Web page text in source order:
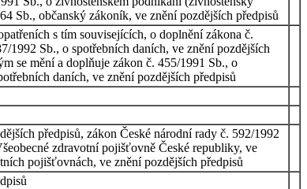
Sb., občanský zákoník, ve znění pozdějších předpisů
s tím souvisejících, o doplnění zákona č.
1992 Sb., o spotřebních daních, ve znění pozdějších
se mění a doplňuje zákon č. 455/1991 Sb., o
daních, ve znění pozdějších předpisů
předpisů, zákon České národní rady č. 592/1992
zdravotní pojišťovně České republiky, ve
pojišťovnách, ve znění pozdějších předpisů